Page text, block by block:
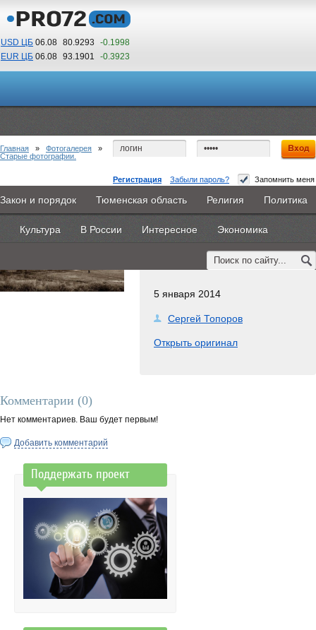
USD ЦБ 06.08 80.9293 -0.1998
EUR ЦБ 06.08 93.1901 -0.3923
20 01
По Гринвичу (GMT +5)
Регистрация Забыли пароль? Запомнить меня
Главная Новости Объявления КНИГИ ВестиNet
Каталоги 9PS Прочее
Закон и порядок Тюменская область Религия Политика
Культура В России Интересное Экономика
Главная » Фотогалерея »
Старые фотографии.
142------------17-----------------2
Рейтинг:
Просмотров:1669
5 января 2014
Сергей Топоров
Открыть оригинал
Комментарии (0)
Нет комментариев. Ваш будет первым!
Добавить комментарий
Поддержать проект